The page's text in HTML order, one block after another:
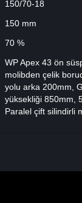
150/70-18
150 mm
70 %
WP Apex 43 ön
molibden çelik
yolu arka 200mm,
yüksekliği 850mm,
Paralel çift silindirli